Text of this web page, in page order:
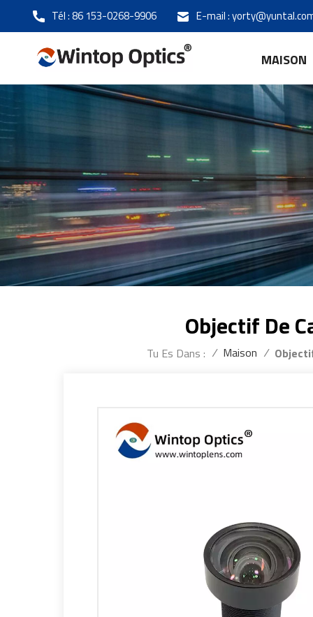
Tél :86 153-0268-9906 E-mail :
MAISON
Objectif De
Tu Es Dans : / Maison /